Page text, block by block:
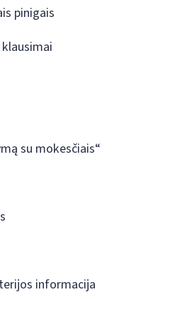
pinigais
su mokesčiais“
informacija